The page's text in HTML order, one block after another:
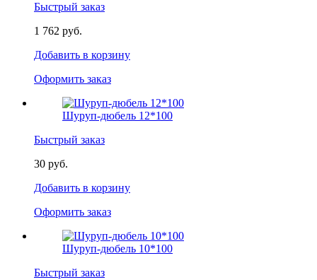
Быстрый заказ
1 762 руб.
Добавить в корзину
Оформить заказ
Шуруп-дюбель 12*100
Быстрый заказ
30 руб.
Добавить в корзину
Оформить заказ
Шуруп-дюбель 10*100
Быстрый заказ